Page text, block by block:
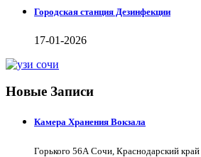
Городская станция Дезинфекции
17-01-2026
Новые Записи
Камера Хранения Вокзала
Горького 56А Сочи, Краснодарский